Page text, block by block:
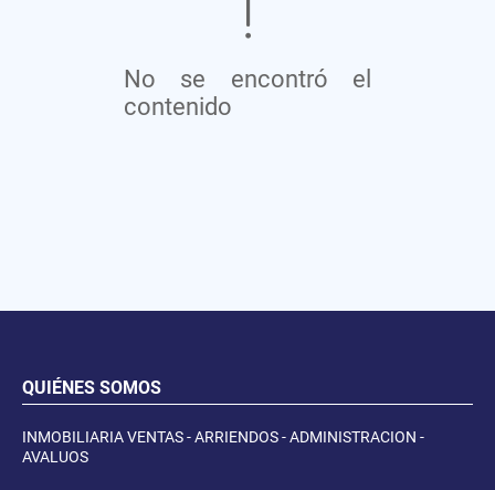
No se encontró el
contenido
QUIÉNES SOMOS
INMOBILIARIA VENTAS - ARRIENDOS - ADMINISTRACION -
AVALUOS